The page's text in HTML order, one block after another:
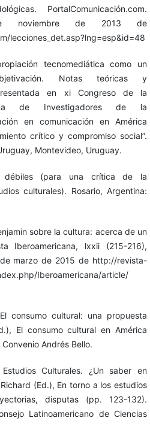
PortalComunicación.com.
noviembre de 2013 de
lecciones_det.asp?lng=esp&id=48
tecnomediática como un
Notas teóricas y
en xi Congreso de la
de Investigadores de la
en comunicación en América
crítico y compromiso social”.
Montevideo, Uruguay.
débiles (para una crítica de la
culturales). Rosario, Argentina:
sobre la cultura: acerca de un
Iberoamericana, lxxii (215-216),
marzo de 2015 de http://revista-
Iberoamericana/article/
consumo cultural: una propuesta
El consumo cultural en América
Andrés Bello.
Culturales. ¿Un saber en
(Ed.), En torno a los estudios
disputas (pp. 123-132).
Latinoamericano de Ciencias